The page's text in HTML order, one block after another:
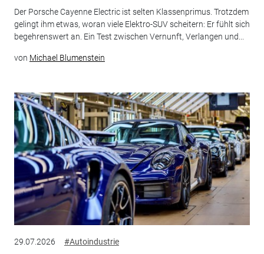
Der Porsche Cayenne Electric ist selten Klassenprimus. Trotzdem
gelingt ihm etwas, woran viele Elektro-SUV scheitern: Er fühlt sich
begehrenswert an. Ein Test zwischen Vernunft, Verlangen und...
von Michael Blumenstein
29.07.2026 #Autoindustrie